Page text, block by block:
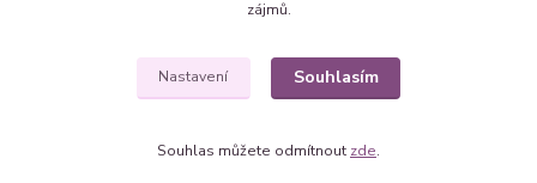
zájmů.
Nastavení Souhlasím
Souhlas můžete odmítnout zde.